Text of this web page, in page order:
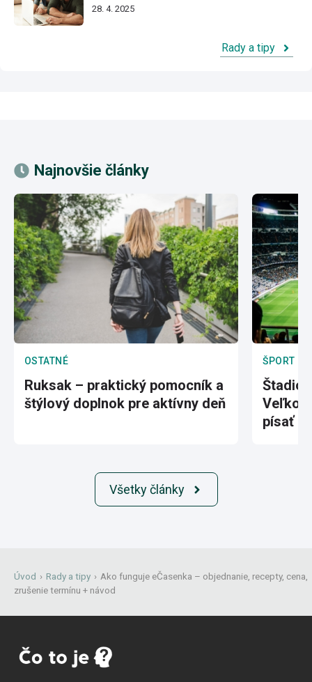
28. 4. 2025
Rady a tipy
Najnovšie články
OSTATNÉ
Ruksak – praktický pomocník a
štýlový doplnok pre aktívny deň
ŠPORT
písať
Všetky články
Úvod › Rady a tipy › Ako funguje eČasenka – objednanie, recepty, cena,
zrušenie termínu + návod